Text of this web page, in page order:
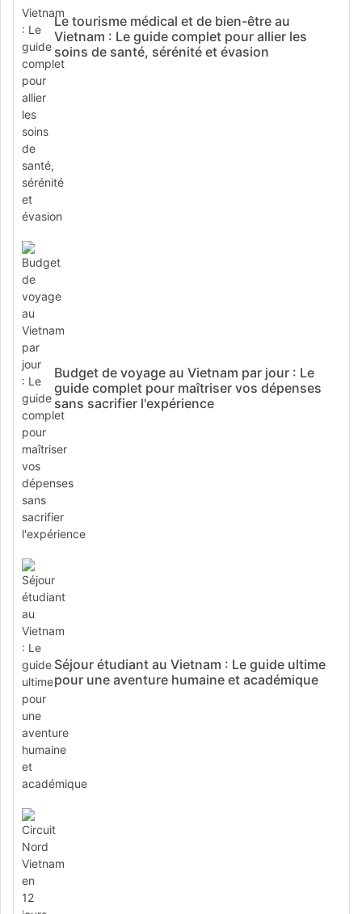
Le tourisme médical et de bien-être au
Vietnam : Le guide complet pour allier les
soins de santé, sérénité et évasion
Budget de voyage au Vietnam par jour : Le
guide complet pour maîtriser vos dépenses
sans sacrifier l'expérience
Séjour étudiant au Vietnam : Le guide ultime
pour une aventure humaine et académique